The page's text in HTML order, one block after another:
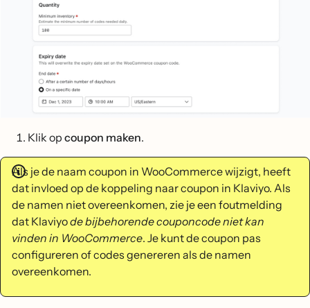
Klik op coupon maken.
Als je de naam coupon in WooCommerce wijzigt, heeft
dat invloed op de koppeling naar coupon in Klaviyo. Als
de namen niet overeenkomen, zie je een foutmelding
dat Klaviyode bijbehorende couponcode niet kan
vinden in WooCommerce. Je kunt de coupon pas
configureren of codes genereren als de namen
overeenkomen.